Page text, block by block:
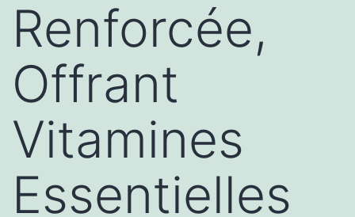
Renforcée,
Offrant
Vitamines
Essentielles